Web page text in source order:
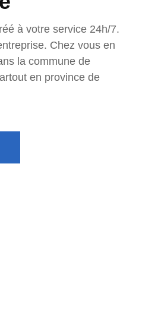
à votre service 24h/7.
Chez vous en
la commune de
en province de